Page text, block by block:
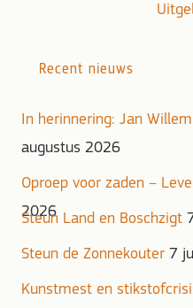
Recent nieuws
In herinnering: Jan
augustus 2026
Oproep voor zaden –
2026
Steun Land en Boschzigt
Steun de Zonnekouter 7
Kunstmest en